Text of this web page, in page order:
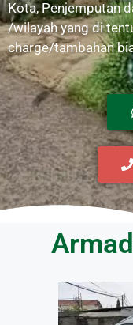
Kota, Penjemputan
/wilayah yang di
charge/tambahan